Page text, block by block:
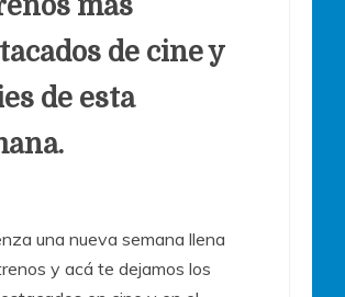
de cine y
de esta
una nueva semana llena
y acá te dejamos los